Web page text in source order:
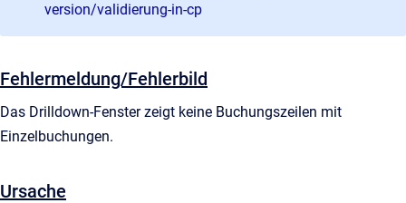
version/validierung-in-cp
Fehlermeldung/Fehlerbild
Das Drilldown-Fenster zeigt keine Buchungszeilen mit
Einzelbuchungen.
Ursache